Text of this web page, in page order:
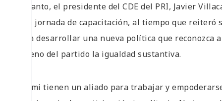
En tanto, el presidente del CDE del PRI, Javier
esta jornada de capacitación, al tiempo que
para desarrollar una nueva política que
el seno del partido la igualdad sustantiva.
“En mi tienen un aliado para trabajar y